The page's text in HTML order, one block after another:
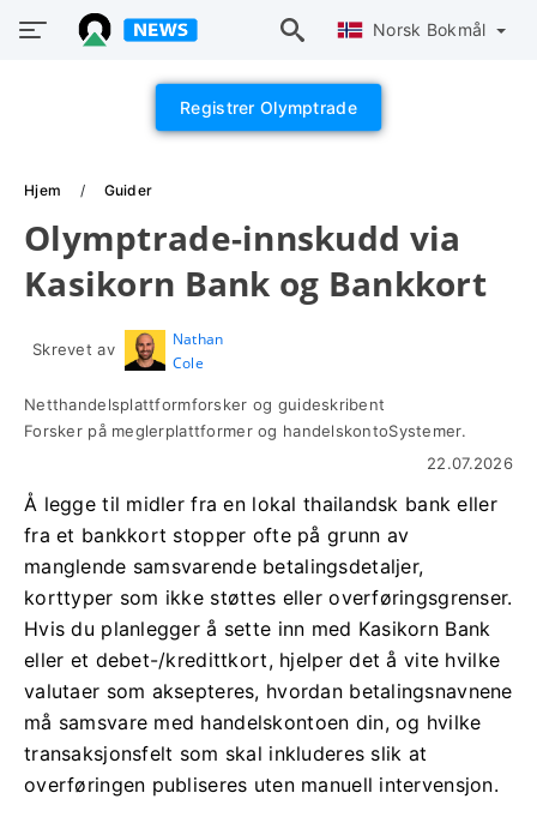
Norsk Bokmål
Registrer Olymptrade
Hjem Guider
Olymptrade-innskudd via
Kasikorn Bank og Bankkort
Skrevet av
Nathan
Cole
Netthandelsplattformforsker og guideskribent
Forsker på meglerplattformer og handelskontoSystemer.
22.07.2026
Å legge til midler fra en lokal thailandsk bank eller
fra et bankkort stopper ofte på grunn av
manglende samsvarende betalingsdetaljer,
korttyper som ikke støttes eller overføringsgrenser.
Hvis du planlegger å sette inn med Kasikorn Bank
eller et debet-/kredittkort, hjelper det å vite hvilke
valutaer som aksepteres, hvordan betalingsnavnene
må samsvare med handelskontoen din, og hvilke
transaksjonsfelt som skal inkluderes slik at
overføringen publiseres uten manuell intervensjon.